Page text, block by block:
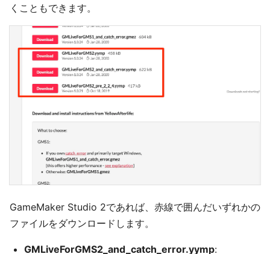
くこともできます。
GameMaker Studio 2であれば、赤線で囲んだいずれかの
ファイルをダウンロードします。
GMLiveForGMS2_and_catch_error.yymp: